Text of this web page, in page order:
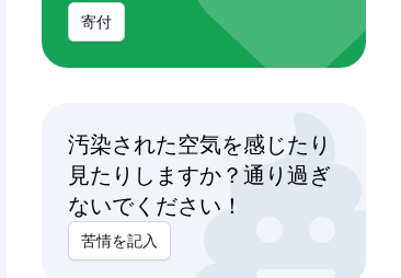
寄付
汚染された空気を感じたり
見たりしますか？通り過ぎ
ないでください！
苦情を記入